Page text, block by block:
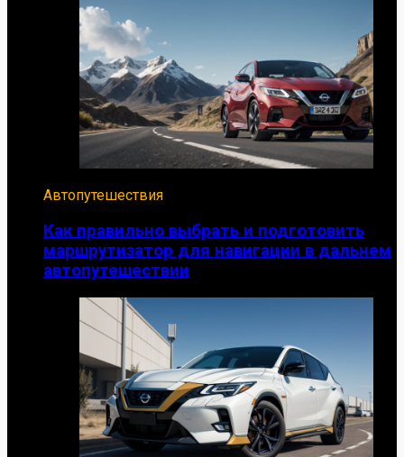
Автопутешествия
Как правильно выбрать и подготовить
маршрутизатор для навигации в дальнем
автопутешествии